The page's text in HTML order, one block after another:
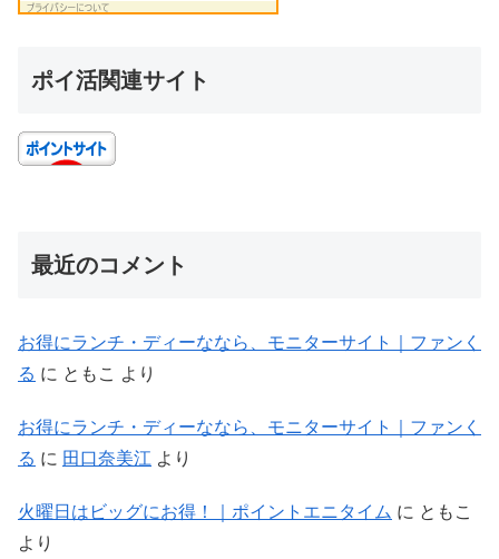
ポイ活関連サイト
最近のコメント
お得にランチ・ディーななら、モニターサイト｜ファンく
る に ともこ より
お得にランチ・ディーななら、モニターサイト｜ファンく
る に 田口奈美江 より
火曜日はビッグにお得！｜ポイントエニタイム に ともこ
より